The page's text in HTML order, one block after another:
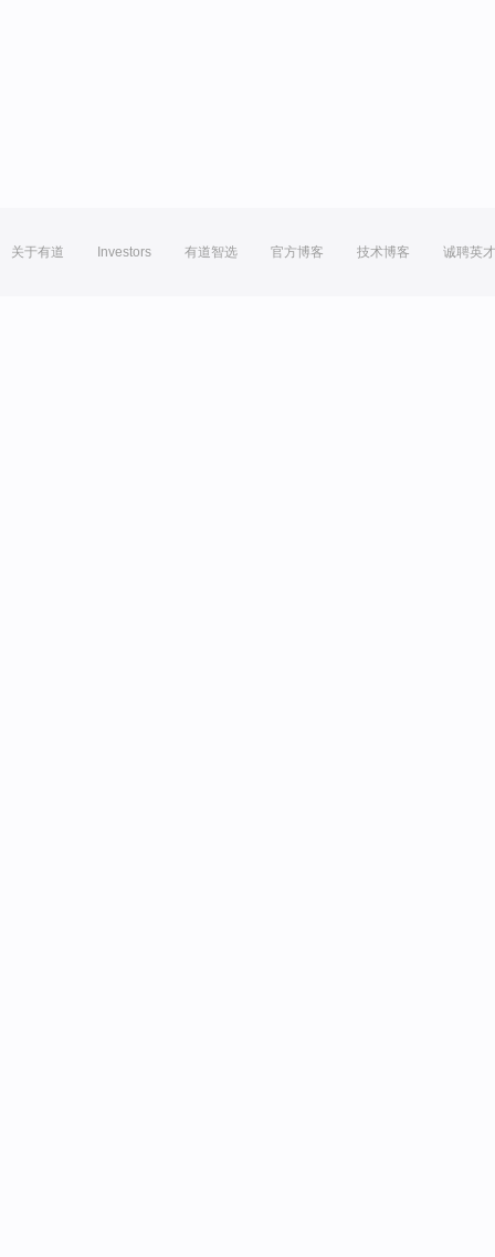
关于有道 Investors 有道智选 官方博客 技术博客 诚聘英才